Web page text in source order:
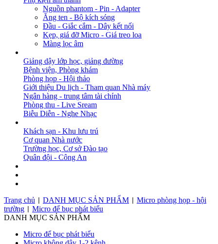
Nguồn phantom - Pin - Adapter
Ăng ten - Bộ kích sóng
Đầu - Giắc cắm - Dây kết nối
Kẹp, giá đỡ Micro - Giá treo loa
Màng lọc âm
Giảng dậy lớp học, giảng đường
Bệnh viện, Phòng khám
Phòng họp - Hội thảo
Giới thiệu Du lịch - Tham quan Nhà máy
Ngân hàng - trung tâm tài chính
Phòng thu - Live Sream
Biễu Diễn - Nghe Nhạc
Khách sạn - Khu lưu trú
Cơ quan Nhà nước
Trường học, Cơ sở Đào tạo
Quân đội - Công An
Trang chủ
DANH MỤC SẢN PHẨM
Micro phòng họp - hội
trường
Micro để bục phát biểu
DANH MỤC SẢN PHẨM
Micro để bục phát biểu